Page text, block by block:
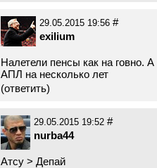
29.05.2015 19:56 #
exilium
Налетели пенсы как на говно.
АПЛ на несколько лет
(ответить)
29.05.2015 19:52 #
nurba44
Атсу > Депай